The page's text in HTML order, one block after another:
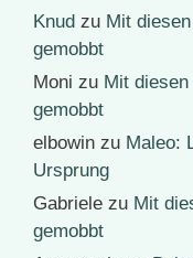
Knud zu Mit
gemobbt
Moni zu Mit
gemobbt
elbowin zu Maleo:
Ursprung
Gabriele zu Mit
gemobbt